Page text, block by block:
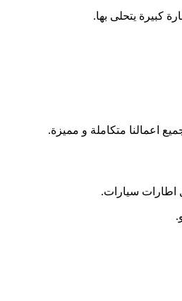
كبيرة يتحلى بها.
اعمالنا متكاملة و مميزة.
اطارات سيارات.